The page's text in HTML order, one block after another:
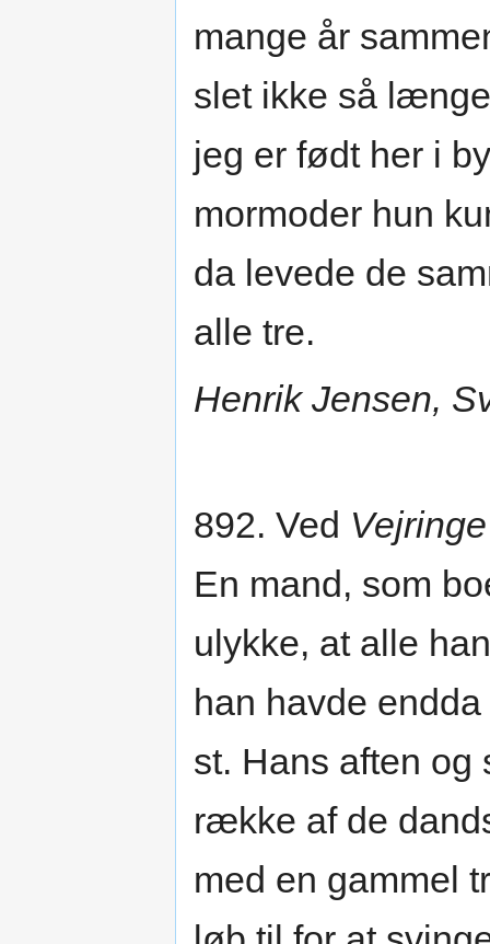
mange år
slet ikke så
jeg er født her i
mormoder hun
da levede de
alle tre.
Henrik Jensen,
892. Ved Vejringe
En mand, som
ulykke, at alle
han havde
st. Hans aften
række af de
med en gammel